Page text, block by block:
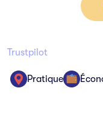
Trustpilot
Pratique